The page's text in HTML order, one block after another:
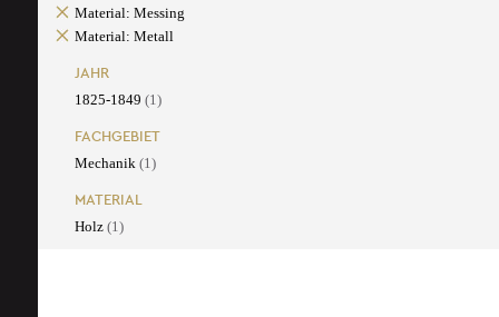
Material: Messing
Material: Metall
JAHR
1825-1849 (1)
FACHGEBIET
Mechanik (1)
MATERIAL
Holz (1)